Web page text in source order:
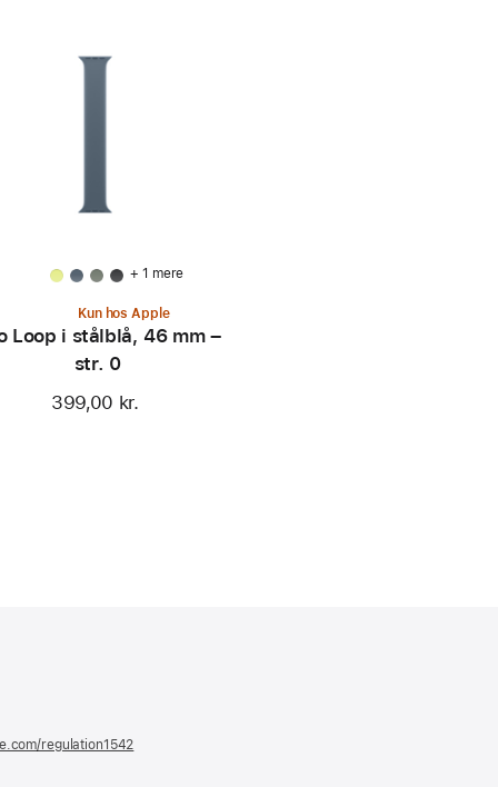
+ 1 mere
Kun hos Apple
Loop i stålblå, 46 mm –
str. 0
399,00 kr.
regulation1542